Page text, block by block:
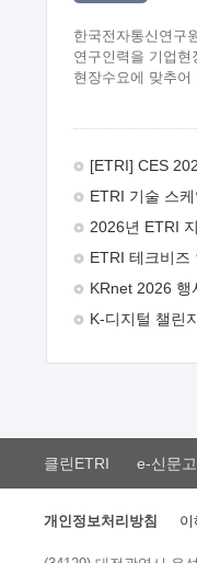
한국전자통신연구
연구인력을 기업현
현장수요에 맞추어
주시기 바랍니다.
추진목적: ETRI 인
기술지원을 실시함
극대화하고, 지원
육성하고자 함. 
ETRI 창업/연구소
(2 ~ 3년차) 연봉의
희망기업 신청/접
매칭(3)현장조사/
26일 9월초순 9
[ETRI] CES
ETRI 기술 스
KRnet 2026 행
클린ETRI e-신문고
개인정보처리방침